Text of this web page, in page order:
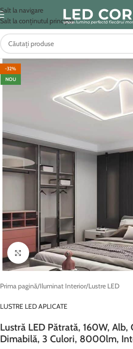
Salt la navigare
Salt la conținutul principal
-32%
NOU
Fă clic pentru a mări
Prima pagină/Iluminat Interior/Lustre LED
LUSTRE LED APLICATE
Lustră LED Pătrată, 160W, Alb,
Dimabilă, 3 Culori, 8000lm,